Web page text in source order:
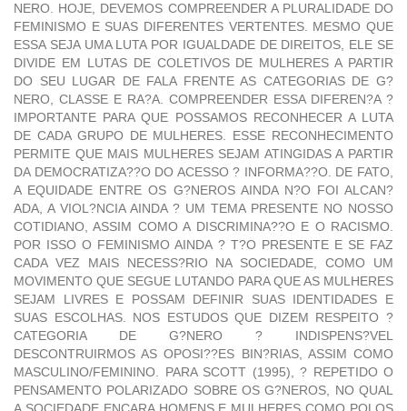
NERO. HOJE, DEVEMOS COMPREENDER A PLURALIDADE DO
FEMINISMO E SUAS DIFERENTES VERTENTES. MESMO QUE
ESSA SEJA UMA LUTA POR IGUALDADE DE DIREITOS, ELE SE
DIVIDE EM LUTAS DE COLETIVOS DE MULHERES A PARTIR
DO SEU LUGAR DE FALA FRENTE AS CATEGORIAS DE G?
NERO, CLASSE E RA?A. COMPREENDER ESSA DIFEREN?A ?
IMPORTANTE PARA QUE POSSAMOS RECONHECER A LUTA
DE CADA GRUPO DE MULHERES. ESSE RECONHECIMENTO
PERMITE QUE MAIS MULHERES SEJAM ATINGIDAS A PARTIR
DA DEMOCRATIZA??O DO ACESSO ? INFORMA??O. DE FATO,
A EQUIDADE ENTRE OS G?NEROS AINDA N?O FOI ALCAN?
ADA, A VIOL?NCIA AINDA ? UM TEMA PRESENTE NO NOSSO
COTIDIANO, ASSIM COMO A DISCRIMINA??O E O RACISMO.
POR ISSO O FEMINISMO AINDA ? T?O PRESENTE E SE FAZ
CADA VEZ MAIS NECESS?RIO NA SOCIEDADE, COMO UM
MOVIMENTO QUE SEGUE LUTANDO PARA QUE AS MULHERES
SEJAM LIVRES E POSSAM DEFINIR SUAS IDENTIDADES E
SUAS ESCOLHAS. NOS ESTUDOS QUE DIZEM RESPEITO ?
CATEGORIA DE G?NERO ? INDISPENS?VEL
DESCONTRUIRMOS AS OPOSI??ES BIN?RIAS, ASSIM COMO
MASCULINO/FEMININO. PARA SCOTT (1995), ? REPETIDO O
PENSAMENTO POLARIZADO SOBRE OS G?NEROS, NO QUAL